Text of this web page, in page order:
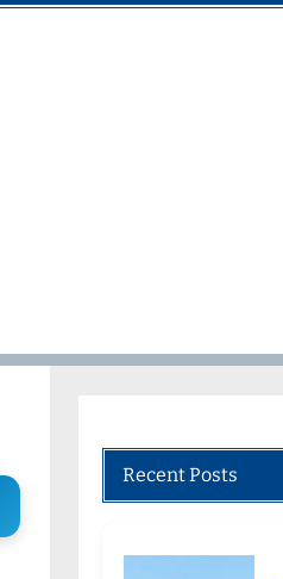
Recent Posts